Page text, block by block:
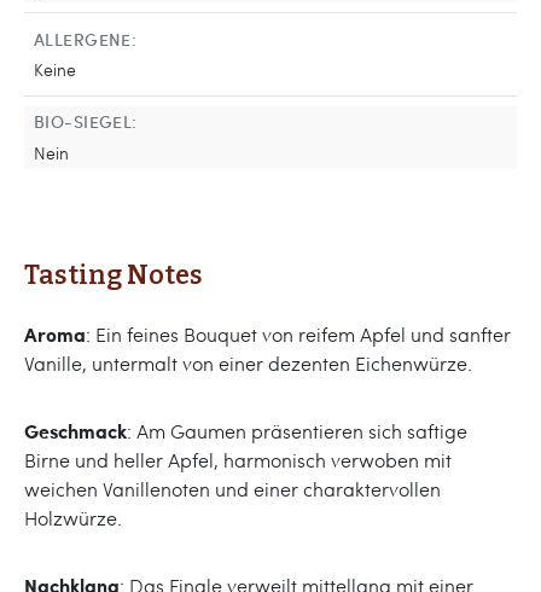
ALLERGENE:
Keine
BIO-SIEGEL:
Nein
Tasting Notes
Aroma: Ein feines Bouquet von reifem Apfel und sanfter
Vanille, untermalt von einer dezenten Eichenwürze.
Geschmack: Am Gaumen präsentieren sich saftige
Birne und heller Apfel, harmonisch verwoben mit
weichen Vanillenoten und einer charaktervollen
Holzwürze.
Nachklang: Das Finale verweilt mittellang mit einer